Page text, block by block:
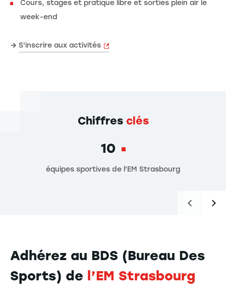
Cours, stages et pratique libre et sorties plein air le
week-end
→ S'inscrire aux activités
Chiffres clés
10
équipes sportives de l'EM Strasbourg
Adhérez au BDS (Bureau Des
Sports) de l’EM Strasbourg